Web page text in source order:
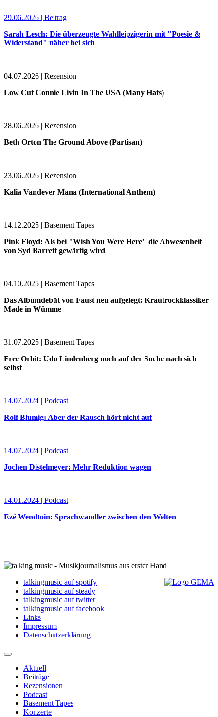
29.06.2026 | Beitrag
Sarah Lesch: Die überzeugte Wahlleipzigerin mit "Poesie &
Widerstand" näher bei sich
04.07.2026 | Rezension
Low Cut Connie Livin In The USA (Many Hats)
28.06.2026 | Rezension
Beth Orton The Ground Above (Partisan)
23.06.2026 | Rezension
Kalia Vandever Mana (International Anthem)
14.12.2025 | Basement Tapes
Pink Floyd: Als bei "Wish You Were Here" die Abwesenheit
von Syd Barrett gewärtig wird
04.10.2025 | Basement Tapes
Das Albumdebüt von Faust neu aufgelegt: Krautrockklassiker
Made in Wümme
31.07.2025 | Basement Tapes
Free Orbit: Udo Lindenberg noch auf der Suche nach sich
selbst
14.07.2024 | Podcast
Rolf Blumig: Aber der Rausch hört nicht auf
14.07.2024 | Podcast
Jochen Distelmeyer: Mehr Reduktion wagen
14.01.2024 | Podcast
Ezé Wendtoin: Sprachwandler zwischen den Welten
talkingmusic auf spotify
talkingmusic auf steady
talkingmusic auf twitter
talkingmusic auf facebook
Links
Impressum
Datenschutzerklärung
Aktuell
Beiträge
Rezensionen
Podcast
Basement Tapes
Konzerte